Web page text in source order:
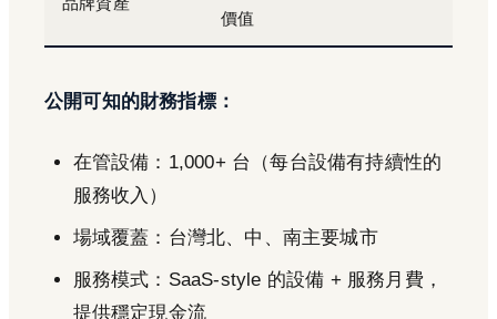
價值
公開可知的財務指標：
在管設備：1,000+ 台（每台設備有持續性的
服務收入）
場域覆蓋：台灣北、中、南主要城市
服務模式：SaaS-style 的設備 + 服務月費，
提供穩定現金流